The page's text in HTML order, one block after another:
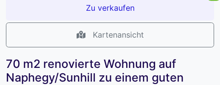
Zu verkaufen
Kartenansicht
70 m2 renovierte Wohnung auf
Naphegy/Sunhill zu einem guten